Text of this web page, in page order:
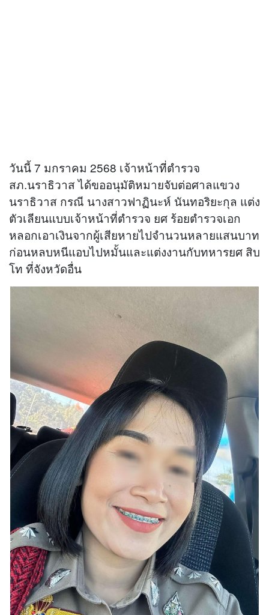
วันนี้ 7 มกราคม 2568 เจ้าหน้าที่ตำรวจ
สภ.นราธิวาส ได้ขออนุมัติหมายจับต่อศาลแขวง
นราธิวาส กรณี นางสาวฟาฏินะห์ นันทอริยะกุล แต่ง
ตัวเลียนแบบเจ้าหน้าที่ตำรวจ ยศ ร้อยตำรวจเอก
หลอกเอาเงินจากผู้เสียหายไปจำนวนหลายแสนบาท
ก่อนหลบหนีแอบไปหมั้นและแต่งงานกับทหารยศ สิบ
โท ที่จังหวัดอื่น